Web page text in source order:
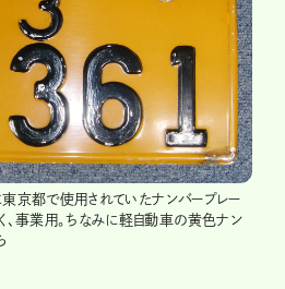
京都で使用されていたナンバープレー
、事業用。ちなみに軽自動車の黄色ナン